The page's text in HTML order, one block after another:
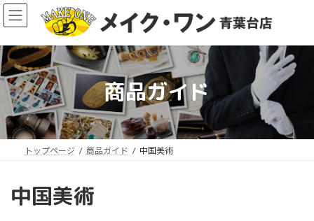
コ
ン
ン
ツ
へ
ス
ッ
プ
ナ
ビ
ー
シ
ョ
ン
移
動
商品ガイド
トップページ 商品ガイド 中国美術
中国美術
ア
イ